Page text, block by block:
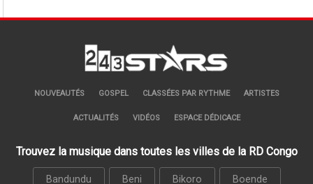
NOUVEAUTÉS GOSPEL CLASSÉES PAR RYTHME ARTISTES
ACTUALITÉS VIDÉOS ESPACE DÉDICACE
Trouvez la musique dans toutes les villes de la RD Congo
Bandundu Beni Bikoro Boende